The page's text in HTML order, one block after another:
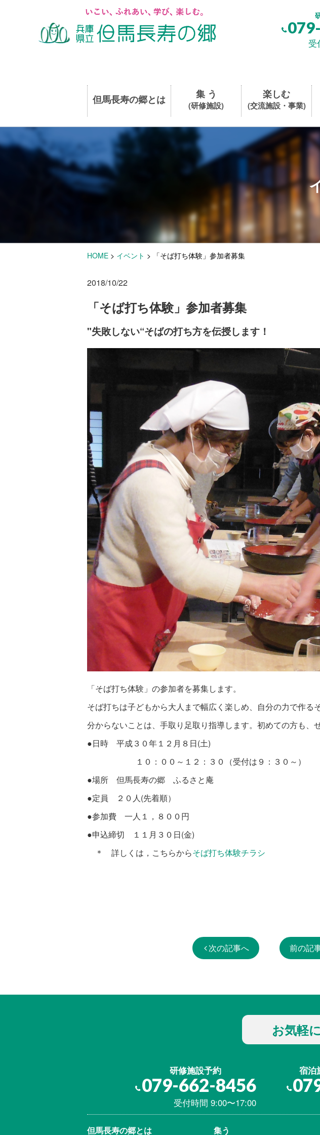
受
但馬長寿の郷とは 集 う
(研修施設)
楽しむ
(交流施設・事業)
HOME > イベント > 「そば打ち体験」参加者募集
2018/10/22
「そば打ち体験」参加者募集
"失敗しない“そばの打ち方を伝授します！
「そば打ち体験」の参加者を募集します。
そば打ちは子どもから大人まで幅広く楽しめ、自分の力で作る
分からないことは、手取り足取り指導します。初めての方も、
●日時 平成３０年１２月８日(土)
１０：００～１２：３０（受付は９：３０～）
●場所 但馬長寿の郷 ふるさと庵
●定員 ２０人(先着順）
●参加費 一人１，８００円
●申込締切 １１月３０日(金)
＊ 詳しくは，こちらからそば打ち体験チラシ
次の記事へ 前の記
お気軽
研修施設予約
079-662-8456
受付時間 9:00〜17:00
宿泊
但馬⾧寿の郷とは 集う